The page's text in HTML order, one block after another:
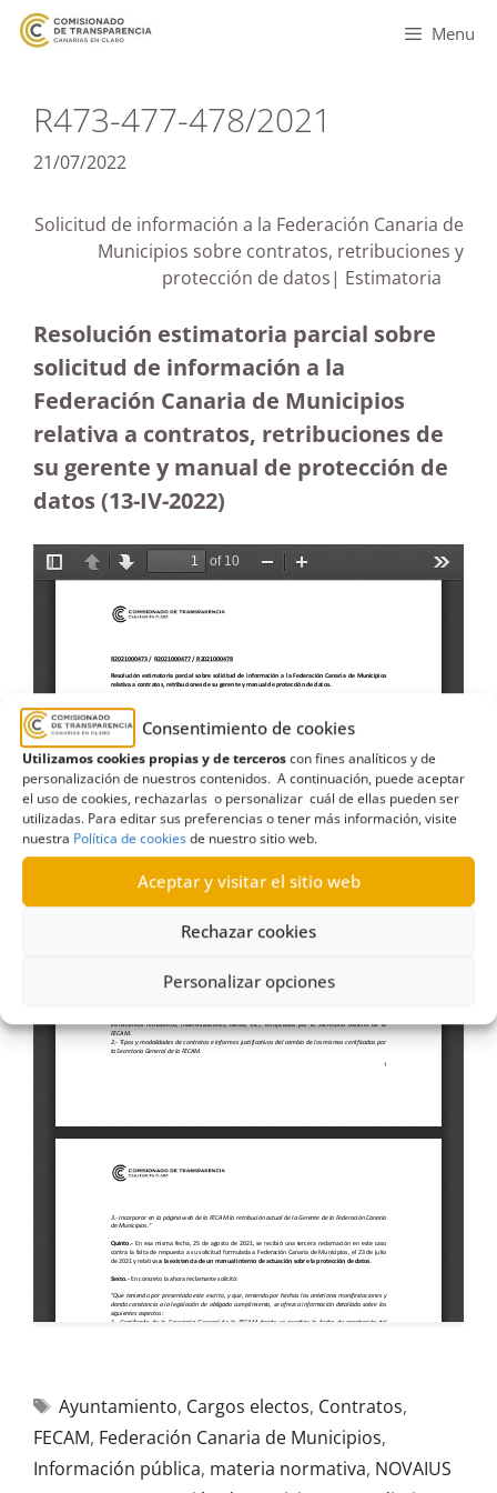
Consentimiento de cookies
Utilizamos cookies propias y de terceroscon fines analíticos y de
personalización de nuestros contenidos. A continuación, puede aceptar
el uso de cookies, rechazarlas o personalizar cuál de ellas pueden ser
utilizadas. Para editar sus preferencias o tener más información, visite
nuestra Política de cookiesde nuestro sitio web.
Aceptar y visitar el sitio web
Rechazar cookies
Personalizar opciones
Menu
R473-477-478/2021
21/07/2022
Solicitud de información a la Federación Canaria de
Municipios sobre contratos, retribuciones y
protección de datos| Estimatoria
Resolución estimatoria parcial sobre
solicitud de información a la
Federación Canaria de Municipios
relativa a contratos, retribuciones de
su gerente y manual de protección de
datos (13-IV-2022)
Ayuntamiento, Cargos electos, Contratos,
FECAM, Federación Canaria de Municipios,
Información pública, materia normativa, NOVAIUS